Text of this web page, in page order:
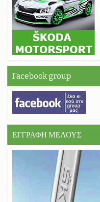
Facebook group
ΕΓΓΡΑΦΗ ΜΕΛΟΥΣ